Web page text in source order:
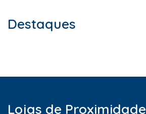
Destaques
Lojas de Proximidade